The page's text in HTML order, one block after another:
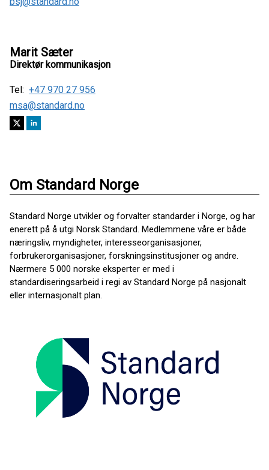
Marit Sæter
Direktør kommunikasjon
Tel: +47 970 27 956
msa@standard.no
Om Standard Norge
Standard Norge utvikler og forvalter standarder i Norge, og har
enerett på å utgi Norsk Standard. Medlemmene våre er både
næringsliv, myndigheter, interesseorganisasjoner,
forbrukerorganisasjoner, forskningsinstitusjoner og andre.
Nærmere 5 000 norske eksperter er med i
standardiseringsarbeid i regi av Standard Norge på nasjonalt
eller internasjonalt plan.